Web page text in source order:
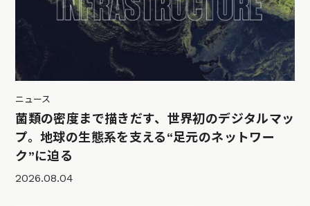
ニュース
菌類の密度まで描きだす、世界初のデジタルマッ
プ。地球の生態系を支える“足元のネットワー
ク”に迫る
2026.08.04